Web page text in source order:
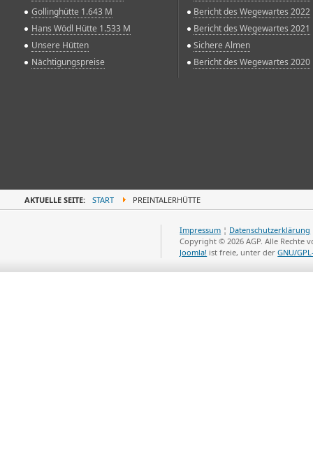
Gollinghütte 1.643 M
Hans Wödl Hütte 1.533 M
Unsere Hütten
Nächtigungspreise
Bericht des Wegewartes 2022
Bericht des Wegewartes 2021
Sichere Almen
Bericht des Wegewartes 2020
AKTUELLE SEITE: START PREINTALERHÜTTE
Impressum ¦ Datenschutzerklärung
Copyright © 2026 AGP. Alle Rechte
Joomla! ist freie, unter derGNU/